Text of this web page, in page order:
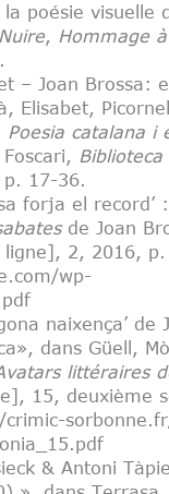
poésie visuelle
, Hommage
– Joan Brossa:
Elisabet,
Poesia catalana i
Biblioteca
17-36.
forja el record’
de Joan
ligne], 2, 2016,
wp-
naixença’ de
dans Güell,
littéraires
15, deuxième
& Antoni